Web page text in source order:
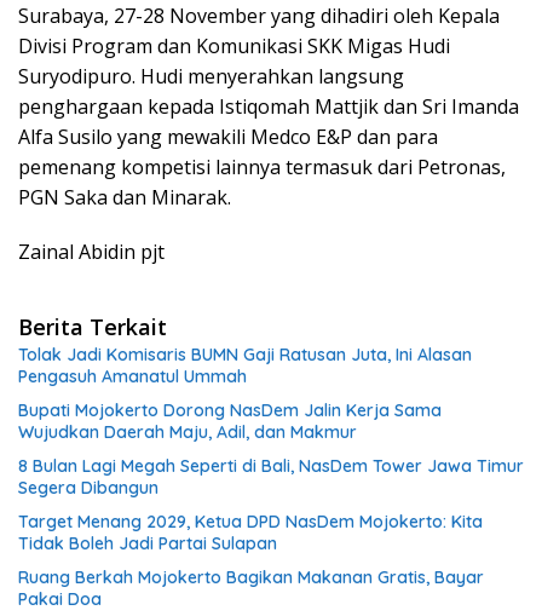
Surabaya, 27-28 November yang dihadiri oleh Kepala
Divisi Program dan Komunikasi SKK Migas Hudi
Suryodipuro. Hudi menyerahkan langsung
penghargaan kepada Istiqomah Mattjik dan Sri Imanda
Alfa Susilo yang mewakili Medco E&P dan para
pemenang kompetisi lainnya termasuk dari Petronas,
PGN Saka dan Minarak.
Zainal Abidin pjt
Berita Terkait
Tolak Jadi Komisaris BUMN Gaji Ratusan Juta, Ini Alasan
Pengasuh Amanatul Ummah
Bupati Mojokerto Dorong NasDem Jalin Kerja Sama
Wujudkan Daerah Maju, Adil, dan Makmur
8 Bulan Lagi Megah Seperti di Bali, NasDem Tower Jawa Timur
Segera Dibangun
Target Menang 2029, Ketua DPD NasDem Mojokerto: Kita
Tidak Boleh Jadi Partai Sulapan
Ruang Berkah Mojokerto Bagikan Makanan Gratis, Bayar
Pakai Doa